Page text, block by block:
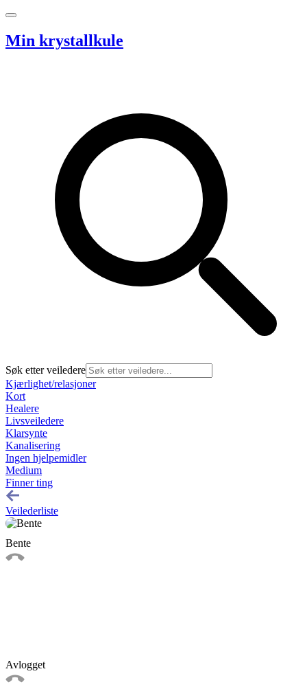
Hopp til innhold
Min krystallkule
Søk etter veiledere
Kjærlighet/relasjoner
Kort
Healere
Livsveiledere
Klarsynte
Kanalisering
Ingen hjelpemidler
Medium
Finner ting
Veilederliste
Bente
Avlogget